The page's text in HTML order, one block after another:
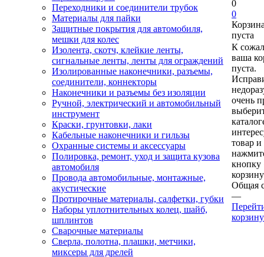
Переходники и соединители трубок
Материалы для пайки
Защитные покрытия для автомобиля,
мешки для колес
Изолента, скотч, клейкие ленты,
сигнальные ленты, ленты для ограждений
Изолированные наконечники, разъемы,
соединители, коннекторы
Наконечники и разъемы без изоляции
Ручной, электрический и автомобильный
инструмент
Краски, грунтовки, лаки
Кабельные наконечники и гильзы
Охранные системы и аксессуары
Полировка, ремонт, уход и защита кузова
автомобиля
Провода автомобильные, монтажные,
акустические
Протирочные материалы, салфетки, губки
Наборы уплотнительных колец, шайб,
шплинтов
Сварочные материалы
Сверла, полотна, плашки, метчики,
миксеры для дрелей
0
0
пуста
К
ваша
пуста.
очень
товар и
кнопку
Общая
—
корзину